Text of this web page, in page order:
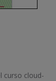
curso cloud-